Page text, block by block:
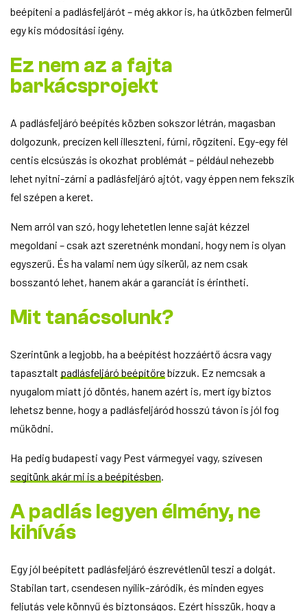
beépíteni a padlásfeljárót – még akkor is, ha útközben felmerül
egy kis módosítási igény.
Ez nem az a fajta
barkácsprojekt
A padlásfeljáró beépítés közben sokszor létrán, magasban
dolgozunk, precízen kell illeszteni, fúrni, rögzíteni. Egy-egy fél
centis elcsúszás is okozhat problémát – például nehezebb
lehet nyitni-zárni a padlásfeljáró ajtót, vagy éppen nem fekszik
fel szépen a keret.
Nem arról van szó, hogy lehetetlen lenne saját kézzel
megoldani – csak azt szeretnénk mondani, hogy nem is olyan
egyszerű. És ha valami nem úgy sikerül, az nem csak
bosszantó lehet, hanem akár a garanciát is érintheti.
Mit tanácsolunk?
Szerintünk a legjobb, ha a beépítést hozzáértő ácsra vagy
tapasztalt padlásfeljáró beépítőrebízzuk. Ez nemcsak a
nyugalom miatt jó döntés, hanem azért is, mert így biztos
lehetsz benne, hogy a padlásfeljáród hosszú távon is jól fog
működni.
Ha pedig budapesti vagy Pest vármegyei vagy, szívesen
segítünk akár mi is a beépítésben.
A padlás legyen élmény, ne
kihívás
Egy jól beépített padlásfeljáró észrevétlenül teszi a dolgát.
Stabilan tart, csendesen nyílik-záródik, és minden egyes
feljutás vele könnyű és biztonságos. Ezért hisszük, hogy a